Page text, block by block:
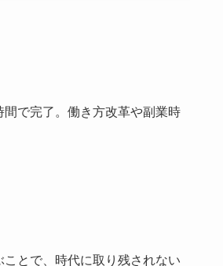
で完了。働き方改革や副業時
とで、時代に取り残されない